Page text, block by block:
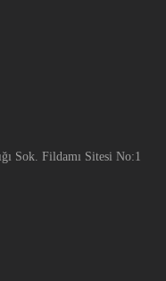
Sok. Fildamı Sitesi No:1